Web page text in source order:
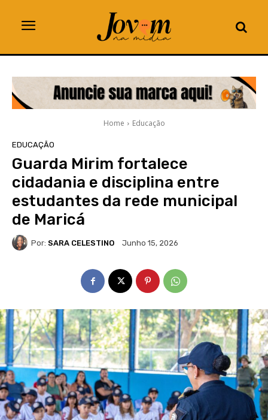
Home Educação
EDUCAÇÃO
Guarda Mirim fortalece
cidadania e disciplina entre
estudantes da rede municipal
de Maricá
Por: SARA CELESTINO Junho 15, 2026